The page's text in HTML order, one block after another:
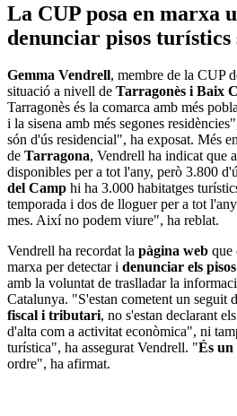
La CUP posa en marxa
denunciar pisos turístics
Gemma Vendrell, membre de la CUP
situació a nivell de Tarragonès i Baix
Tarragonès és la comarca amb més
i la sisena amb més segones
són d'ús residencial", ha exposat. Més
de Tarragona, Vendrell ha indicat que a
disponibles per a tot l'any, però 3.800
del Camp hi ha 3.000 habitatges
temporada i dos de lloguer per a tot
mes. Així no podem viure", ha reblat.
Vendrell ha recordat la pàgina web que
marxa per detectar i denunciar els
amb la voluntat de traslladar la
Catalunya. "S'estan cometent un seguit
fiscal i tributari, no s'estan declarant
d'alta com a activitat econòmica", ni
turística", ha assegurat Vendrell. "És un
ordre", ha afirmat.